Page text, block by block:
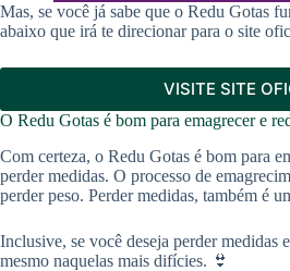
Mas, se você já sabe que o Redu Gotas
abaixo que irá te direcionar para o site
VISITE SITE
O Redu Gotas é bom para emagrecer e
Com certeza, o Redu Gotas é bom para
perder medidas. O processo de
perder peso. Perder medidas, também é
Inclusive, se você deseja perder medidas
mesmo naquelas mais difícies. 👙